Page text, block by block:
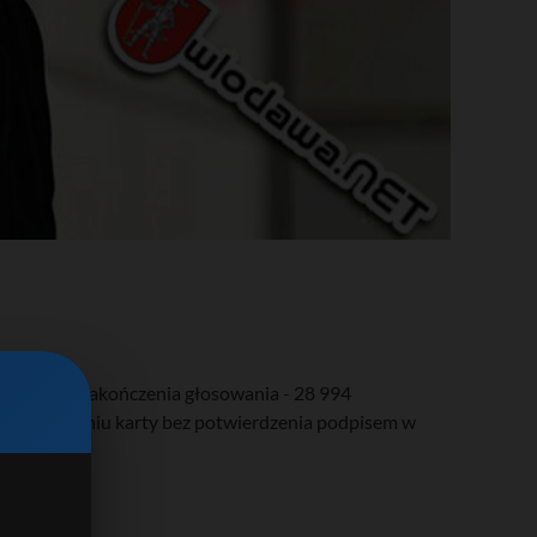
chwili zakończenia głosowania - 28 994
o wydaniu karty bez potwierdzenia podpisem w